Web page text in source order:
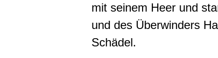
mit seinem Heer und
und des Überwinders
Schädel.